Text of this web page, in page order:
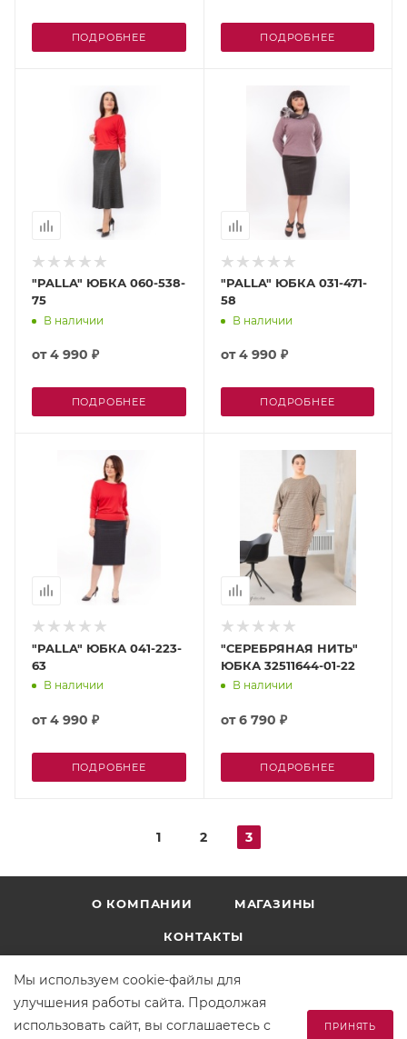
ПОДРОБНЕЕ ПОДРОБНЕЕ
"PALLA" ЮБКА 060-538-
75
В наличии
от4 990 ₽
ПОДРОБНЕЕ
"PALLA" ЮБКА 031-471-
58
В наличии
от4 990 ₽
ПОДРОБНЕЕ
"PALLA" ЮБКА 041-223-
63
В наличии
от4 990 ₽
ПОДРОБНЕЕ
"СЕРЕБРЯНАЯ НИТЬ"
ЮБКА 32511644-01-22
В наличии
от6 790 ₽
ПОДРОБНЕЕ
1 2 3
О КОМПАНИИ МАГАЗИНЫ
КОНТАКТЫ
Мы используем cookie-файлы для
улучшения работы сайта. Продолжая
использовать сайт, вы соглашаетесь с
ПРИНЯТЬ